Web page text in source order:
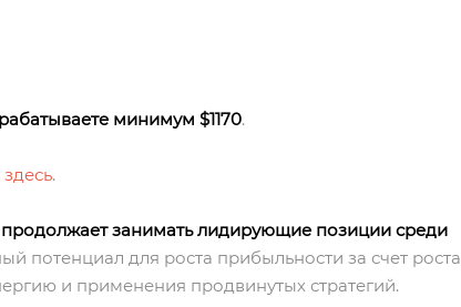
минимум $1170.
здесь.
занимать лидирующие позиции среди
потенциал для роста прибыльности за счет роста
и применения продвинутых стратегий.